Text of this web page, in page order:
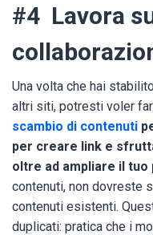
#4 Lavora
Una volta che hai
altri siti, potresti voler
scambio di contenuti
per creare link e
oltre ad ampliare il tuo
contenuti, non dovreste
contenuti esistenti.
duplicati: pratica che i